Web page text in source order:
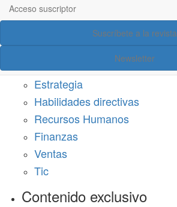
principal
Acceso suscriptor
Suscríbete a la revista
Newsletter
Acceso suscriptor
Estrategia
Habilidades directivas
Recursos Humanos
Finanzas
Ventas
Tic
Contenido exclusivo